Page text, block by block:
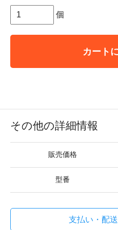
個
カート
その他の詳細情報
販売価格
型番
支払い・配